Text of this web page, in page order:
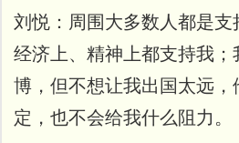
刘悦： 周围大多数人都是
经济上、精神上都支持我
博，但不想让我出国太远
定，也不会给我什么阻力。